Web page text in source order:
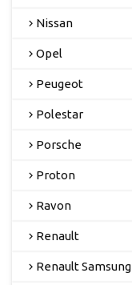
Nissan
Opel
Peugeot
Polestar
Porsche
Proton
Ravon
Renault
Renault Samsung